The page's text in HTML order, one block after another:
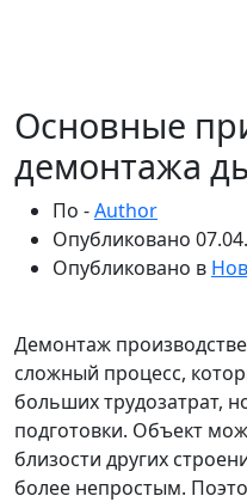
Основные
демонтажа
По -Author
Опубликовано
Опубликовано в
Демонтаж
сложный процесс,
больших трудозатрат,
подготовки. Объект
близости других
более непростым.